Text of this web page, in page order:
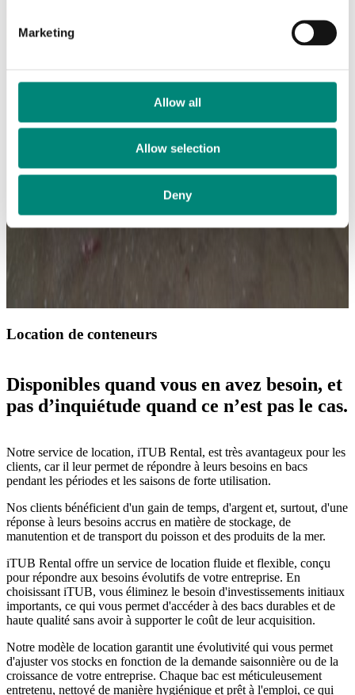
Marketing
Allow all
Allow selection
Deny
Location de conteneurs
Disponibles quand vous en avez besoin, et
pas d’inquiétude quand ce n’est pas le cas.
Notre service de location, iTUB Rental, est très avantageux pour les
clients, car il leur permet de répondre à leurs besoins en bacs
pendant les périodes et les saisons de forte utilisation.
Nos clients bénéficient d'un gain de temps, d'argent et, surtout, d'une
réponse à leurs besoins accrus en matière de stockage, de
manutention et de transport du poisson et des produits de la mer.
iTUB Rental offre un service de location fluide et flexible, conçu
pour répondre aux besoins évolutifs de votre entreprise. En
choisissant iTUB, vous éliminez le besoin d'investissements initiaux
importants, ce qui vous permet d'accéder à des bacs durables et de
haute qualité sans avoir à supporter le coût de leur acquisition.
Notre modèle de location garantit une évolutivité qui vous permet
d'ajuster vos stocks en fonction de la demande saisonnière ou de la
croissance de votre entreprise. Chaque bac est méticuleusement
entretenu, nettoyé de manière hygiénique et prêt à l'emploi, ce qui